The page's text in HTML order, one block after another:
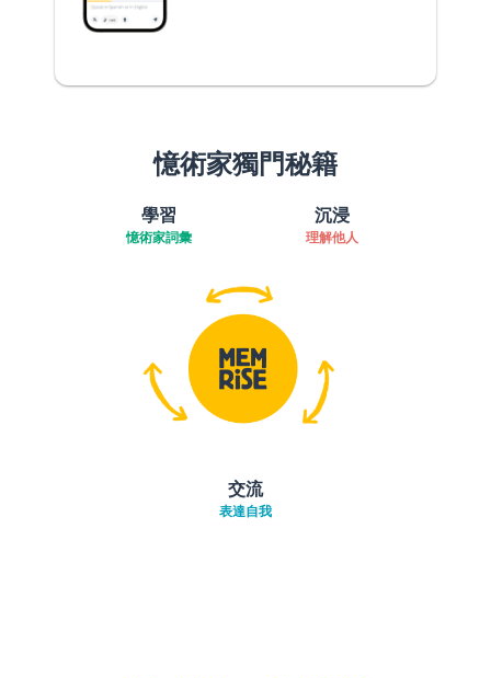
憶術家獨門秘籍
學習
憶術家詞彙
沉浸
理解他人
交流
表達自我